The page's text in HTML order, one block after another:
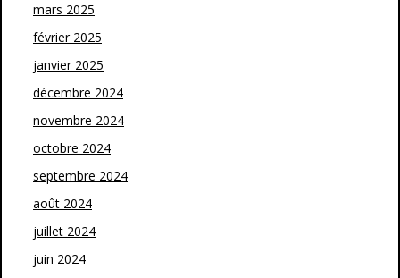
mars 2025
février 2025
janvier 2025
décembre 2024
novembre 2024
octobre 2024
septembre 2024
août 2024
juillet 2024
juin 2024